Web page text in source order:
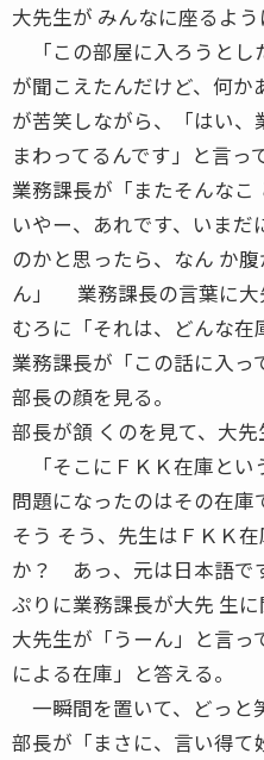
大先生が みんなに座るよう
「この部屋に入ろうとし
が聞こえたんだけど、何
が苦笑しながら、「はい
まわってるんです」と言っ
業務課長が「またそんなこ
いやー、あれです、いまだ
のかと思ったら、なん か
ん」 業務課長の言葉に大
むろに「それは、どんな在
業務課長が「この話に入っ
部長の顔を見る。
部長が頷 くのを見て、大先
「そこにＦＫＫ在庫とい
問題になったのはその在庫
そう そう、先生はＦＫＫ
か？ あっ、元は日本語
ぷりに業務課長が大先 生に
大先生が「うーん」と言っ
による在庫」と答える。
一瞬間を置いて、どっと
部長が「まさに、言い得て